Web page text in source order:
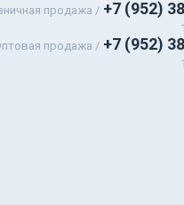
продажа / +7 (952)
продажа / +7 (952)